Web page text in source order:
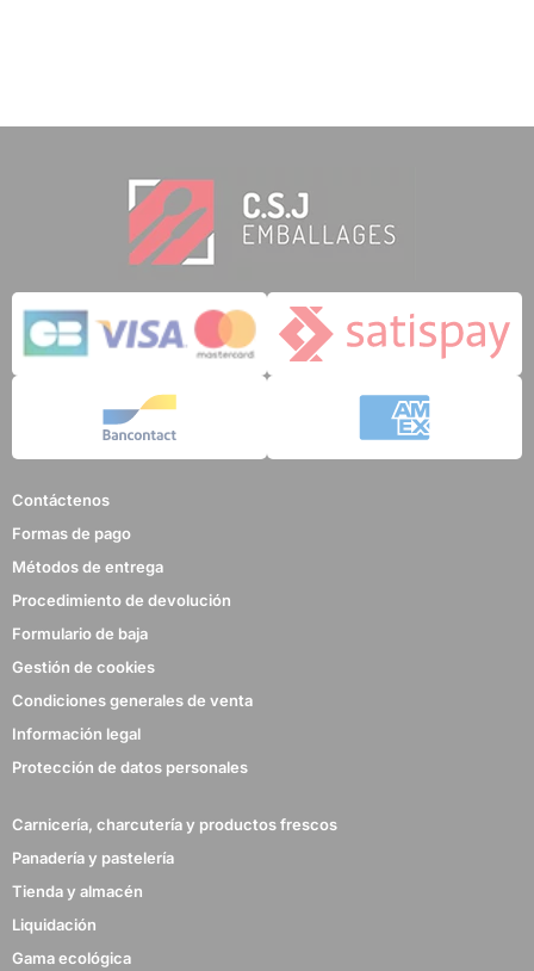
11 notas
Contáctenos
Formas de pago
Métodos de entrega
Procedimiento de devolución
Formulario de baja
Gestión de cookies
Condiciones generales de venta
Información legal
Protección de datos personales
Carnicería, charcutería y productos frescos
Panadería y pastelería
Tienda y almacén
Liquidación
Gama ecológica